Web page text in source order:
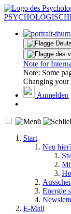
Note for
Note: Some
Changing your
Anmelden
Start
Neu
Energie
E-Mail